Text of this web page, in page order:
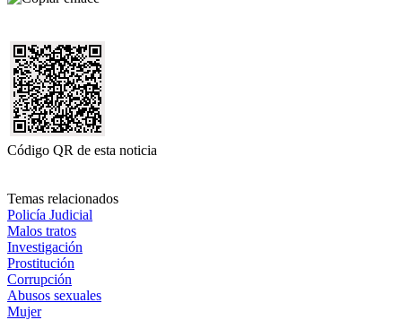
Código QR de esta noticia
Temas relacionados
Policía Judicial
Malos tratos
Investigación
Prostitución
Corrupción
Abusos sexuales
Mujer